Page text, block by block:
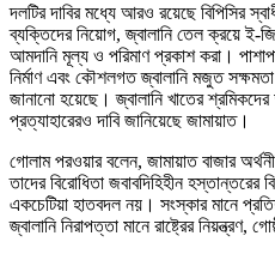
দলটির দাবির মধ্যে আরও রয়েছে বিপিসির
ব্যক্তিদের নিয়োগ, জ্বালানি তেল ক্রয়ে ই-
আমদানি মূল্য ও পরিমাণ প্রকাশ করা।
নির্মাণ এবং কৌশলগত জ্বালানি মজুত
জানানো হয়েছে। জ্বালানি খাতের শ্রমিকদের
প্রত্যাহারেরও দাবি জানিয়েছে জামায়াত।
গোলাম পরওয়ার বলেন, জামায়াত বাজার
তাদের বিরোধিতা জবাবদিহিহীন
একচেটিয়া হাতবদল নয়। সংস্কার মানে
জ্বালানি নিরাপত্তা মানে রাষ্ট্রের নিয়ন্ত্রণ,